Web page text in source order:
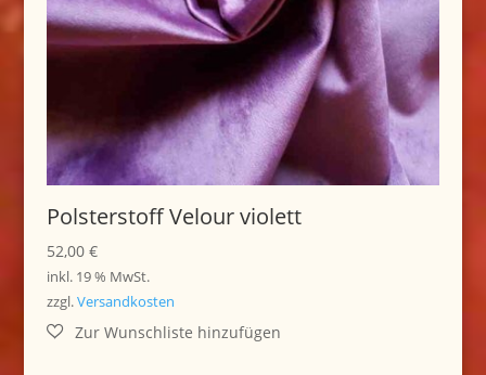
Polsterstoff Velour violett
52,00 €
inkl. 19 % MwSt.
zzgl.Versandkosten